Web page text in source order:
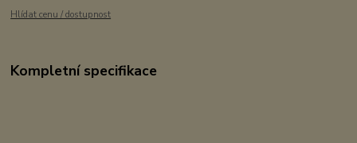
Hlídat cenu / dostupnost
Kompletní specifikace